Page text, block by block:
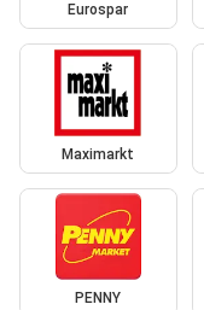
Eurospar
Maximarkt
PENNY